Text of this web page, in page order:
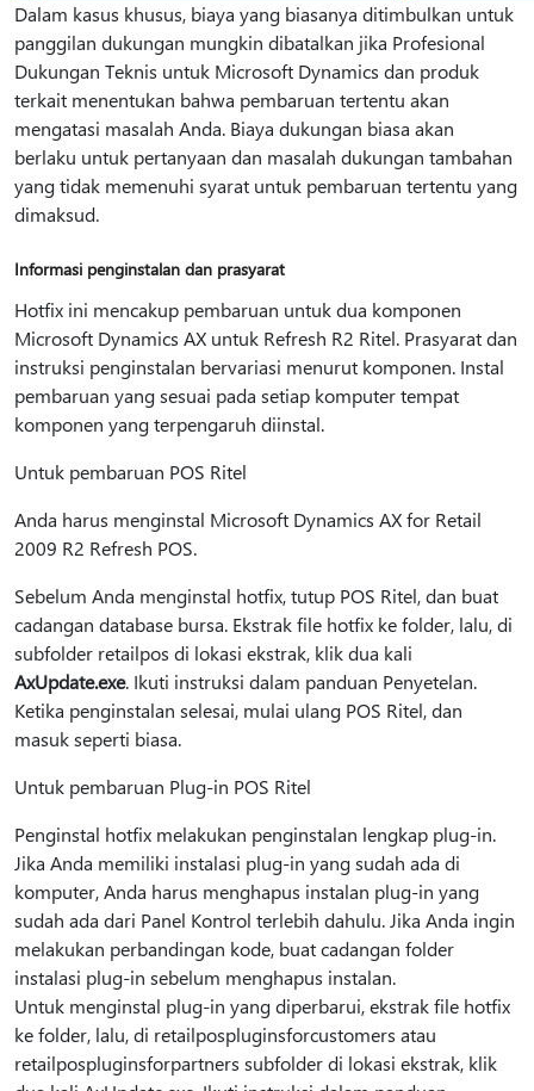
Dalam kasus khusus, biaya yang biasanya ditimbulkan untuk
panggilan dukungan mungkin dibatalkan jika Profesional
Dukungan Teknis untuk Microsoft Dynamics dan produk
terkait menentukan bahwa pembaruan tertentu akan
mengatasi masalah Anda. Biaya dukungan biasa akan
berlaku untuk pertanyaan dan masalah dukungan tambahan
yang tidak memenuhi syarat untuk pembaruan tertentu yang
dimaksud.
Informasi penginstalan dan prasyarat
Hotfix ini mencakup pembaruan untuk dua komponen
Microsoft Dynamics AX untuk Refresh R2 Ritel. Prasyarat dan
instruksi penginstalan bervariasi menurut komponen. Instal
pembaruan yang sesuai pada setiap komputer tempat
komponen yang terpengaruh diinstal.
Untuk pembaruan POS Ritel
Anda harus menginstal Microsoft Dynamics AX for Retail
2009 R2 Refresh POS.
Sebelum Anda menginstal hotfix, tutup POS Ritel, dan buat
cadangan database bursa. Ekstrak file hotfix ke folder, lalu, di
subfolder retailpos di lokasi ekstrak, klik dua kali
AxUpdate.exe. Ikuti instruksi dalam panduan Penyetelan.
Ketika penginstalan selesai, mulai ulang POS Ritel, dan
masuk seperti biasa.
Untuk pembaruan Plug-in POS Ritel
Penginstal hotfix melakukan penginstalan lengkap plug-in.
Jika Anda memiliki instalasi plug-in yang sudah ada di
komputer, Anda harus menghapus instalan plug-in yang
sudah ada dari Panel Kontrol terlebih dahulu. Jika Anda ingin
melakukan perbandingan kode, buat cadangan folder
instalasi plug-in sebelum menghapus instalan.
Untuk menginstal plug-in yang diperbarui, ekstrak file hotfix
ke folder, lalu, di retailpospluginsforcustomers atau
retailpospluginsforpartners subfolder di lokasi ekstrak, klik